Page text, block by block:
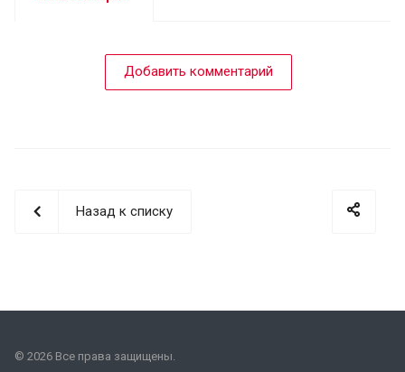
Добавить комментарий
Назад к списку
© 2026 Все права защищены.